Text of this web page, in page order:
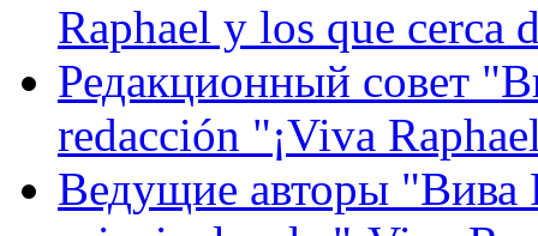
Raphael y los que cerca
Редакционный совет
redacción "¡Viva
Ведущие авторы "Вива